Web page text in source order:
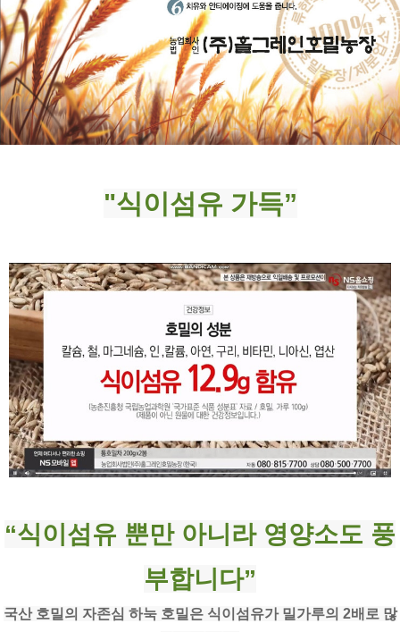
"식이섬유 가득”
“식이섬유 뿐만 아니라 영양소도 풍
부합니다”
국산 호밀의 자존심 하눅 호밀은 식이섬유가 밀가루의 2배로 많